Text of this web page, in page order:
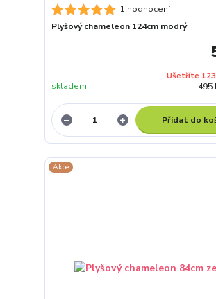
1 hodnocení
Plyšový chameleon 124cm modrý
Ušetříte 123
495
skladem
Přidat do
Akce